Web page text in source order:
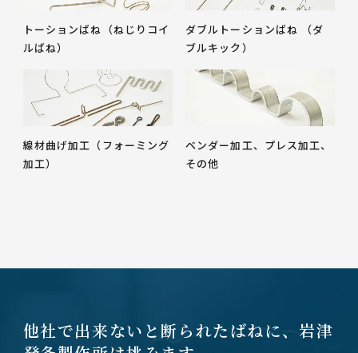
トーションばね（ねじりコイ
ルばね）
ダブルトーションばね （ダ
ブルキック）
線材曲げ加工（フォーミング
加工）
ベンダー加工、プレス加工、
その他
他社で出来ないと断られたばねに、岩津